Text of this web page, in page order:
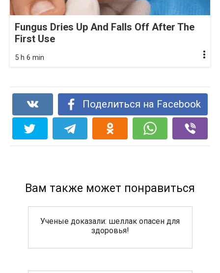
Fungus Dries Up And Falls Off After The
First Use
5 h 6 min
Поделиться на Facebook
Вам также может понравиться
Ученые доказали: шеллак опасен для
здоровья!